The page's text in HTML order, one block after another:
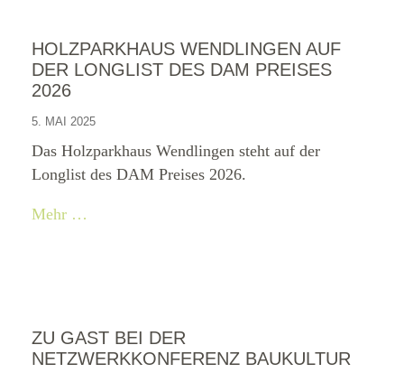
HOLZPARKHAUS WENDLINGEN AUF
DER LONGLIST DES DAM PREISES
2026
5. MAI 2025
Das Holzparkhaus Wendlingen steht auf der
Longlist des DAM Preises 2026.
Mehr …
ZU GAST BEI DER
NETZWERKKONFERENZ BAUKULTUR